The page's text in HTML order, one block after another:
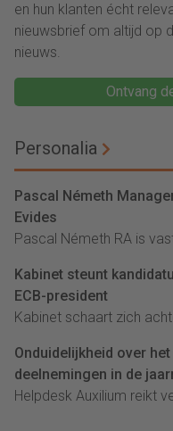
en hun klanten écht
nieuwsbrief om altijd op
nieuws.
Ontvang
Personalia
Pascal Németh
Evides
Pascal Németh RA is
Kabinet steunt
ECB-president
Kabinet schaart zich
Onduidelijkheid over
deelnemingen in de
Helpdesk Auxilium reikt